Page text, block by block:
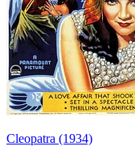
Cleopatra (1934)